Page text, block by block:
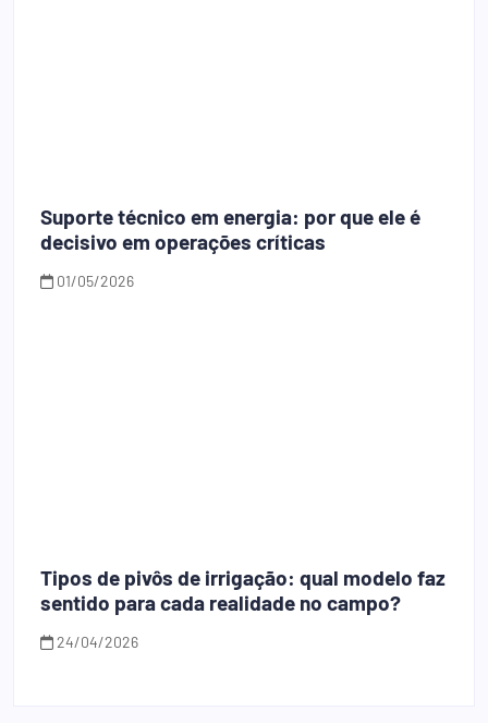
Suporte técnico em energia: por que ele é
decisivo em operações críticas
01/05/2026
Tipos de pivôs de irrigação: qual modelo faz
sentido para cada realidade no campo?
24/04/2026